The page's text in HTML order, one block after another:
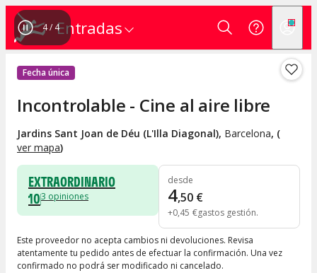
Entradas
4/ 4
Fecha única
Incontrolable - Cine al aire libre
Jardins Sant Joan de Déu (L'Illa Diagonal), Barcelona, (
ver mapa)
EXTRAORDINARIO
103 opiniones
desde
4,50 €
+0,45 €gastos gestión
Este proveedor no acepta cambios ni devoluciones. Revisa
atentamente tu pedido antes de efectuar la confirmación. Una vez
confirmado no podrá ser modificado ni cancelado.